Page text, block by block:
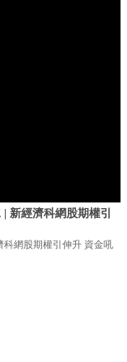
新經濟科網股期權引
科網股期權引伸升 資金吼